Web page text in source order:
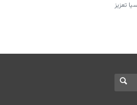
تعزيز